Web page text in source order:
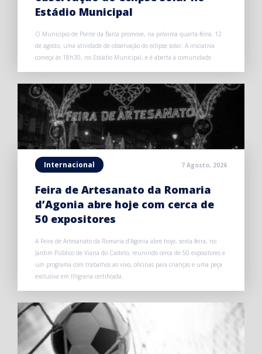
Estádio Municipal
O Município de Ponte da Barca promove, na próxima quarta-feira, 12
de agosto, uma atividade de observação do eclipse solar. A iniciativa
começa às 18h30, no Estádio Municipal, e é aberta à comunidade.
Internacional 7 Agosto, 2026
Feira de Artesanato da Romaria
d’Agonia abre hoje com cerca de
50 expositores
A Feira de Artesanato da Romaria d’Agonia abre hoje, sexta-feira, no
Jardim Público de Viana do Castelo, reunindo cerca de 50 expositores e
um programa com trabalhos ao vivo, oficinas para crianças e uma peça
exclusiva em filigrana certificada.